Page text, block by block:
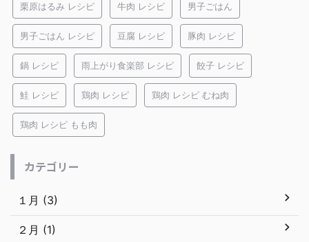
栗原はるみ レシピ 牛肉 レシピ 男子ごはん
男子ごはん レシピ 豆腐 レシピ 豚肉 レシピ
鍋 レシピ 雨上がり食楽部 レシピ 餃子 レシピ
鮭 レシピ 鶏肉 レシピ 鶏肉 レシピ むね肉
鶏肉 レシピ もも肉
カテゴリー
１月 (3)
２月 (1)